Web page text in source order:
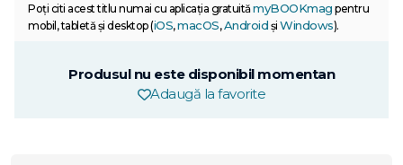
Poți citi acest titlu numai cu aplicația gratuitămyBOOKmag pentru
mobil, tabletă și desktop (iOS,macOS,Android și Windows).
Produsul nu este disponibil momentan
Adaugă la favorite